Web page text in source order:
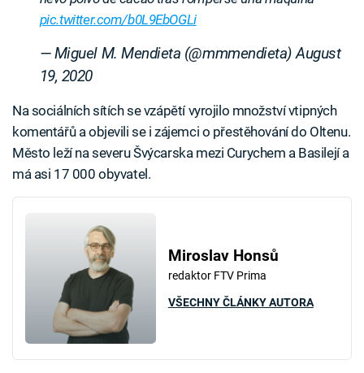
pic.twitter.com/b0L9EbOGLi
— Miguel M. Mendieta (@mmmendieta)August
19, 2020
Na sociálních sítích se vzápětí vyrojilo množství vtipných
komentářů a objevili se i zájemci o přestěhování do Oltenu.
Město leží na severu Švýcarska mezi Curychem a Basilejí a
má asi 17 000 obyvatel.
Miroslav Honsů
redaktor FTV Prima
VŠECHNY ČLÁNKY AUTORA